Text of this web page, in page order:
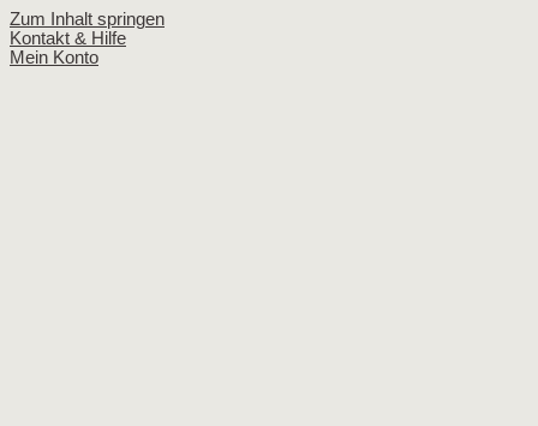
Zum Inhalt springen
Kontakt & Hilfe
Mein Konto